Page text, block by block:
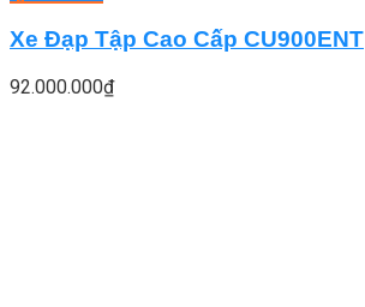
Xe Đạp Tập Cao Cấp CU900ENT
92.000.000₫